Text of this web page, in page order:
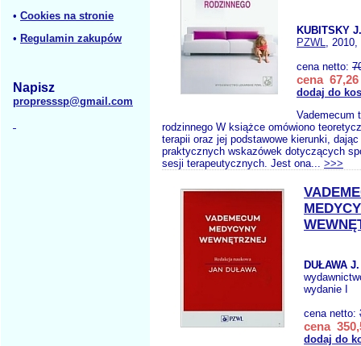
• Cookies na stronie
• Regulamin zakupów
Napisz
propresssp@gmail.com
KUBITSKY J.
PZWL, 2010,
cena netto:
cena 67,26
dodaj do
Vademecum
rodzinnego W książce omówiono
terapii oraz jej podstawowe kierunki,
praktycznych wskazówek dotyczących
sesji terapeutycznych. Jest ona... >>>
DUŁAWA
wydanie I
cena netto:
cena
dodaj do